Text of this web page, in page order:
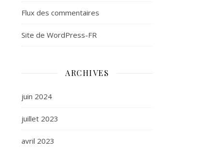
Flux des commentaires
Site de WordPress-FR
ARCHIVES
juin 2024
juillet 2023
avril 2023